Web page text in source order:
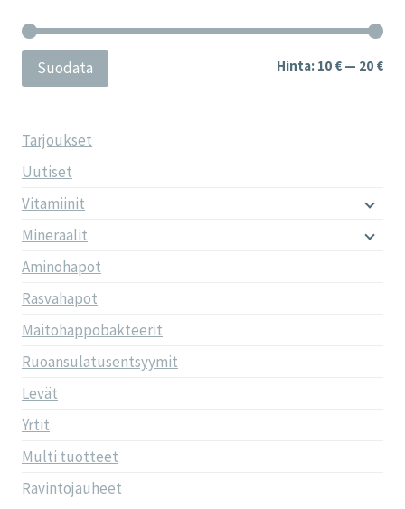
Suodata Hinta: 10 € — 20 €
Tarjoukset
Uutiset
Vitamiinit
Mineraalit
Aminohapot
Rasvahapot
Maitohappobakteerit
Ruoansulatusentsyymit
Levät
Yrtit
Multi tuotteet
Ravintojauheet